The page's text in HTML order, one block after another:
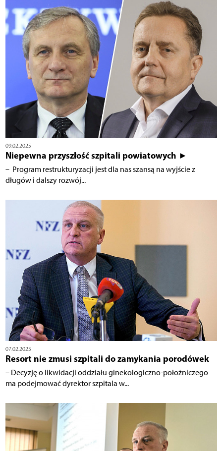
09.02.2025
Niepewna przyszłość szpitali powiatowych ►
– Program restrukturyzacji jest dla nas szansą na wyjście z
długów i dalszy rozwój...
07.02.2025
Resort nie zmusi szpitali do zamykania porodówek
– Decyzję o likwidacji oddziału ginekologiczno-położniczego
ma podejmować dyrektor szpitala w...